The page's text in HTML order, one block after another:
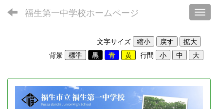
福生第一中学校ホームページ
文字サイズ
背景
行間